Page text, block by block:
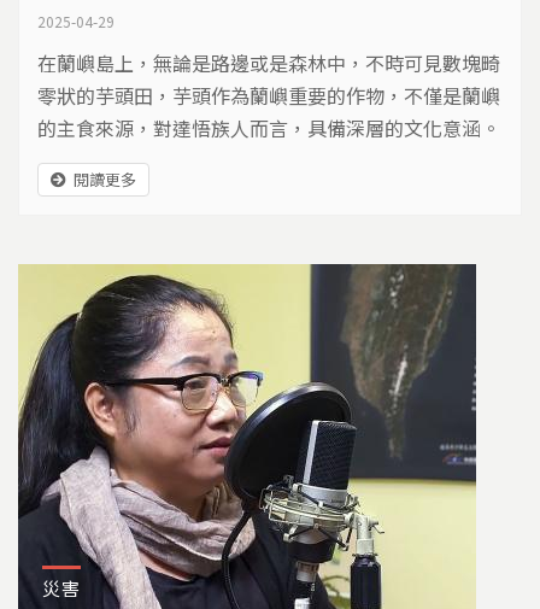
2025-04-29
在蘭嶼島上，無論是路邊或是森林中，不時可見數塊畸
零狀的芋頭田，芋頭作為蘭嶼重要的作物，不僅是蘭嶼
的主食來源，對達悟族人而言，具備深層的文化意涵。
閱讀更多
災害